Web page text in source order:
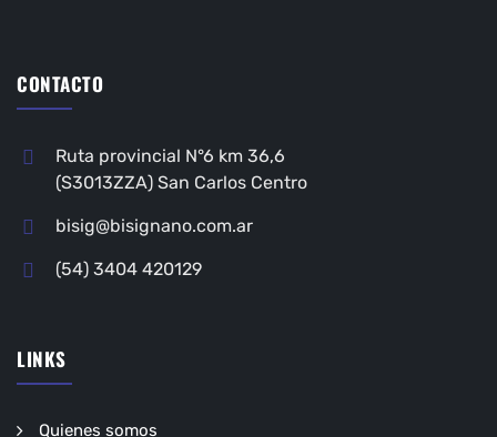
CONTACTO
Ruta provincial N°6 km 36,6
(S3013ZZA) San Carlos Centro
bisig@bisignano.com.ar
(54) 3404 420129
LINKS
Quienes somos